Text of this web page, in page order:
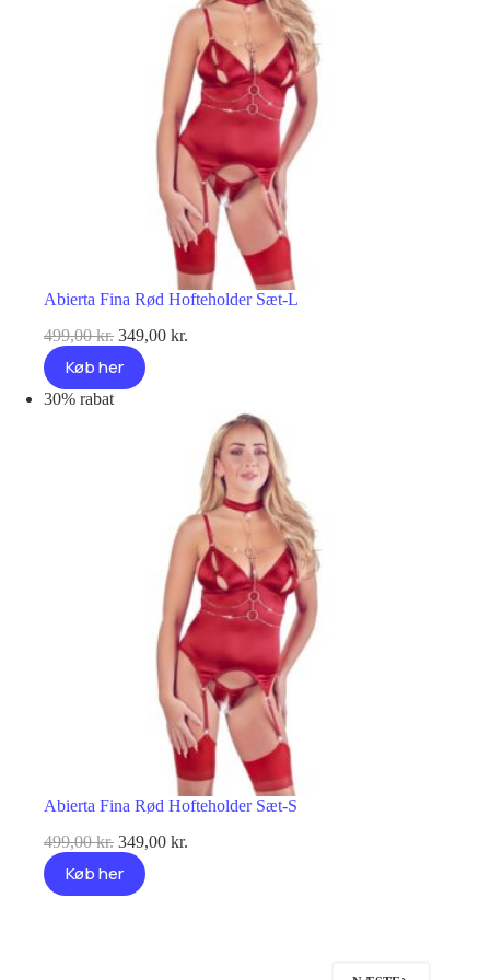
Abierta Fina Rød Hofteholder Sæt-L
499,00kr. Den
oprindelige
pris
var:
349,00 kr.
349,00 kr..
Køb her
30% rabat
Abierta Fina Rød Hofteholder Sæt-S
499,00kr. Den
oprindelige
pris
var:
349,00 kr.
Køb her